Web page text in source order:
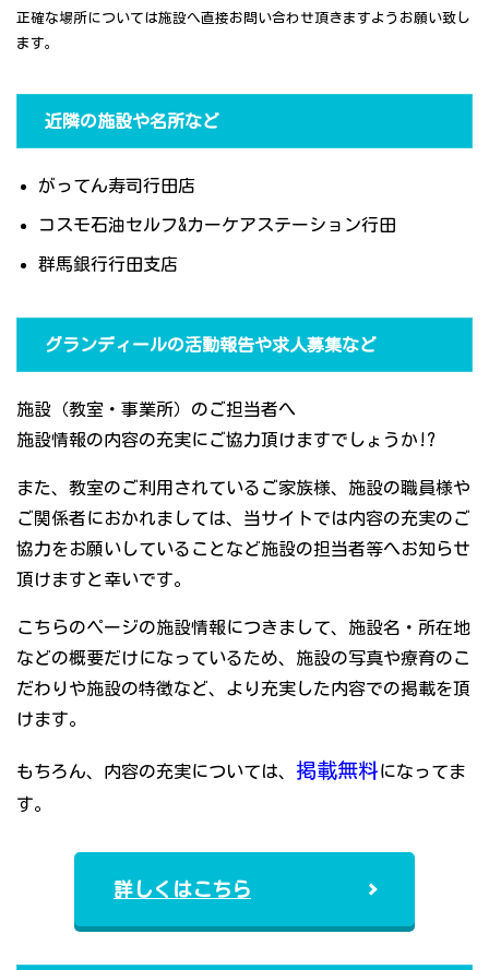
正確な場所については施設へ直接お問い合わせ頂きますようお願い致し
ます。
近隣の施設や名所など
がってん寿司行田店
コスモ石油セルフ&カーケアステーション行田
群馬銀行行田支店
グランディールの活動報告や求人募集など
施設（教室・事業所）のご担当者へ
施設情報の内容の充実にご協力頂けますでしょうか!?
また、教室のご利用されているご家族様、施設の職員様や
ご関係者におかれましては、当サイトでは内容の充実のご
協力をお願いしていることなど施設の担当者等へお知らせ
頂けますと幸いです。
こちらのページの施設情報につきまして、施設名・所在地
などの概要だけになっているため、施設の写真や療育のこ
だわりや施設の特徴など、より充実した内容での掲載を頂
けます。
もちろん、内容の充実については、 掲載無料になってま
す。
詳しくはこちら